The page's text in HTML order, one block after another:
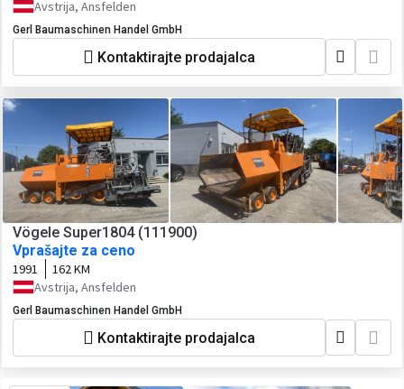
Avstrija, Ansfelden
Gerl Baumaschinen Handel GmbH
Kontaktirajte prodajalca
Vögele Super1804 (111900)
Vprašajte za ceno
1991
162 KM
Avstrija, Ansfelden
Gerl Baumaschinen Handel GmbH
Kontaktirajte prodajalca